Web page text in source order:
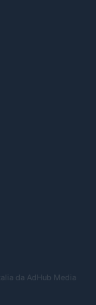
da AdHub Media